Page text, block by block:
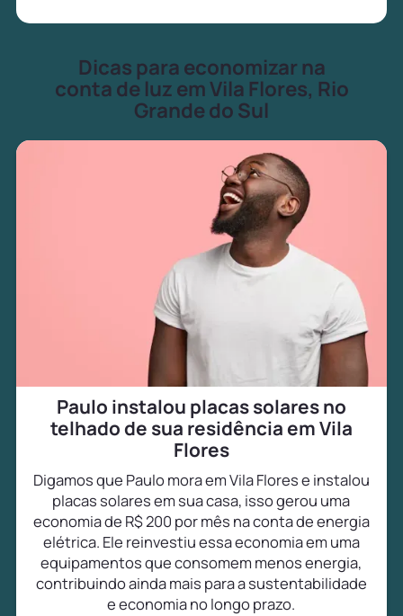
Dicas para economizar na
conta de luz em Vila Flores, Rio
Grande do Sul
Paulo instalou placas solares no
telhado de sua residência em Vila
Flores
Digamos que Paulo mora em Vila Flores e instalou
placas solares em sua casa, isso gerou uma
economia de R$ 200 por mês na conta de energia
elétrica. Ele reinvestiu essa economia em uma
equipamentos que consomem menos energia,
contribuindo ainda mais para a sustentabilidade
e economia no longo prazo.